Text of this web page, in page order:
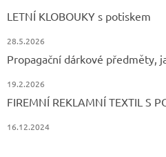
LETNÍ KLOBOUKY s potiskem
28.5.2026
Propagační dárkové předměty,
19.2.2026
FIREMNÍ REKLAMNÍ TEXTIL S
16.12.2024